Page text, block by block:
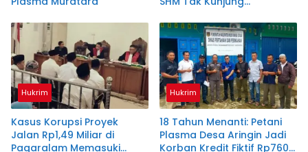
Hukrim
Kasus Korupsi Proyek
Jalan Rp1,49 Miliar di
Pagaralam Memasuki
Hukrim
18 Tahun Menanti: Petani
Plasma Desa Aringin Jadi
Korban Kredit Fiktif Rp760